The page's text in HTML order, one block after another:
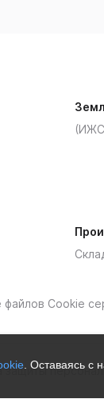
. Оставаясь
Cookie
защиты